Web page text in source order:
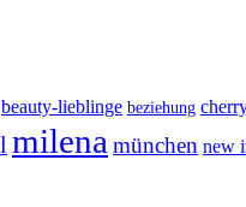
beauty-lieblinge beziehung
milena münchen new